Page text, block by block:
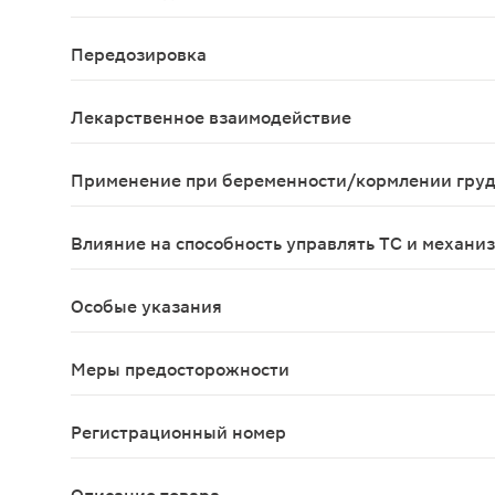
Перечисленные ниже нежелательные явления
Передозировка
Лекарственное взаимодействие
Применение при беременности/кормлении
Влияние на способность управлять ТС и
Особые указания
Меры предосторожности
Регистрационный номер